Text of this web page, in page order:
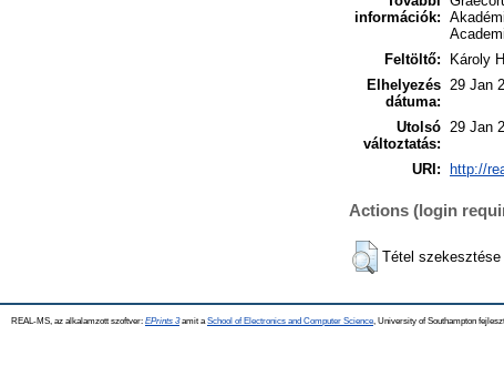
információk:
Feltöltő:
Károly
Elhelyezés
dátuma:
29 Jan
Utolsó
változtatás:
29 Jan
URI: http://
Actions (login
Tétel szekesztése
REAL-MS, az alkalamzott szoftver: EPrints 3amit a School of Electronics and Computer Science , University of Southampton